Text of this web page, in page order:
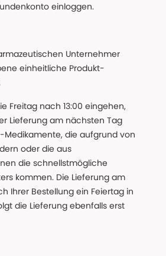
einloggen.
Unternehmer
einheitliche Produkt-
Freitag nach 13:00 eingehen,
Lieferung am nächsten Tag
Medikamente, die aufgrund von
oder die aus
die schnellstmögliche
kommen. Die Lieferung am
Ihrer Bestellung ein Feiertag in
die Lieferung ebenfalls erst